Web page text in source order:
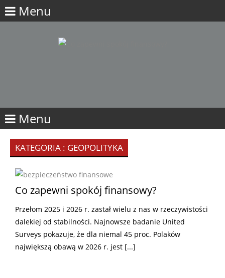
Menu
Menu
KATEGORIA : GEOPOLITYKA
Co zapewni spokój finansowy?
Przełom 2025 i 2026 r. zastał wielu z nas w rzeczywistości
dalekiej od stabilności. Najnowsze badanie United
Surveys pokazuje, że dla niemal 45 proc. Polaków
największą obawą w 2026 r. jest [...]